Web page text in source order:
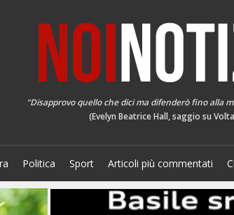
“Disapprovo quello che dici ma difenderò fino alla
(Evelyn Beatrice Hall, saggio su
Politica Sport Articoli più commentati